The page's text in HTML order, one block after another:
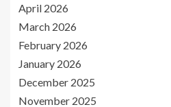
April 2026
March 2026
February 2026
January 2026
December 2025
November 2025